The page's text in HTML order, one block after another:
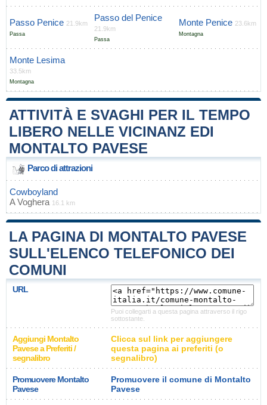
Passo Penice 21.9km
Passa
Passo del Penice
21.9km
Passa
Monte Penice 23.6km
Montagna
Monte Lesima
33.5km
Montagna
ATTIVITÀ E SVAGHI PER IL TEMPO
LIBERO NELLE VICINANZ EDI
MONTALTO PAVESE
Parco di attrazioni
Cowboyland
AVoghera 16.1 km
LA PAGINA DI MONTALTO PAVESE
SULL'ELENCO TELEFONICO DEI
COMUNI
URL
Puoi collegarti a questa pagina attraverso il rigo
sottostante.
Aggiungi Montalto
Pavese a Preferiti /
segnalibro
Clicca sul link per aggiungere
questa pagina ai preferiti (o
segnalibro)
Promuovere Montalto
Pavese
Promuovere il comune di Montalto
Pavese